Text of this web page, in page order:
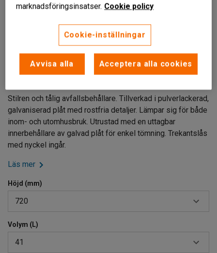
För inom- och utomhusbruk
Med trekantslås och nyckel
Stilren och tålig avfallsbehållare. Tillverkad i pulverlackerad,
galvaniserad plåt med rostfria detaljer. Lämpar sig för både
inom- och utomhusbruk. Utrustad med en uttagbar
innerbehållare av galvad plåt för enkel tömning. Trekantslås
med nyckel ingår.
Läs mer
Höjd (mm)
720
720
860
Volym (L)
41
marknadsföringsinsatser. Cookie policy
Cookie-inställningar
Avvisa alla Acceptera alla cookies